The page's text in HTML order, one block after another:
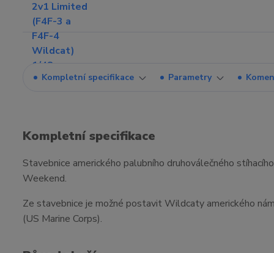
Kompletní specifikace Parametry
Kompletní specifikace
Stavebnice amerického palubního druhoválečného
Weekend.
Ze stavebnice je možné postavit Wildcaty amerického
(US Marine Corps).